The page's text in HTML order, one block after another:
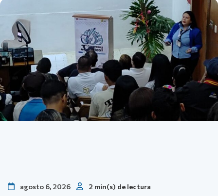
agosto 6, 2026 2 min(s) de lectura